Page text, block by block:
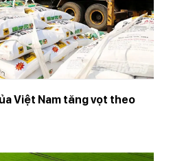
Việt Nam tăng vọt theo